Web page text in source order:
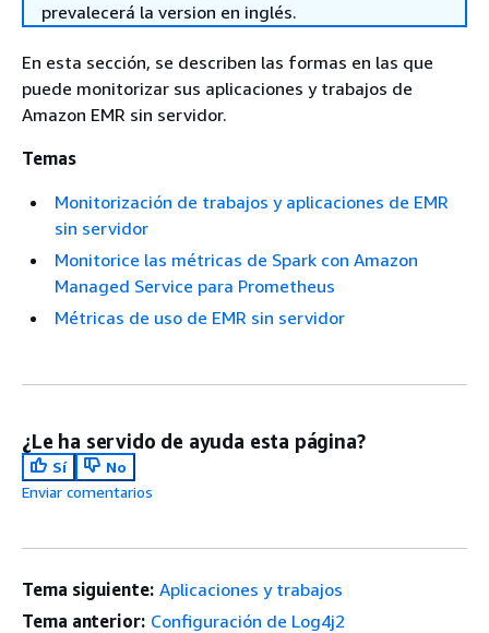
prevalecerá la version en inglés.
En esta sección, se describen las formas en las que
puede monitorizar sus aplicaciones y trabajos de
Amazon EMR sin servidor.
Temas
Monitorización de trabajos y aplicaciones de EMR
sin servidor
Monitorice las métricas de Spark con Amazon
Managed Service para Prometheus
Métricas de uso de EMR sin servidor
¿Le ha servido de ayuda esta página?
Sí
No
Enviar comentarios
Tema siguiente: Aplicaciones y trabajos
Tema anterior: Configuración de Log4j2